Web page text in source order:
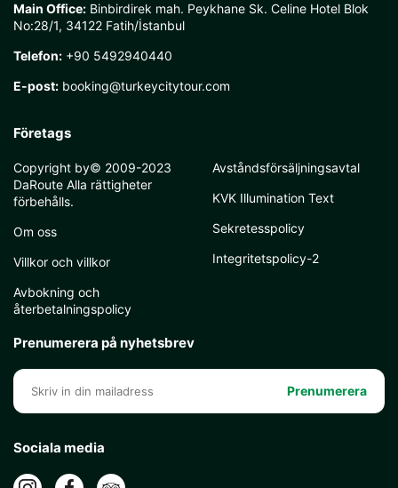
Main Office: Binbirdirek mah. Peykhane Sk. Celine Hotel Blok
No:28/1, 34122 Fatih/İstanbul
Telefon: +90 5492940440
E-post: booking@turkeycitytour.com
Företags
Copyright by© 2009-2023
DaRoute Alla rättigheter
förbehålls.
Om oss
Villkor och villkor
Avbokning och
återbetalningspolicy
Avståndsförsäljningsavtal
KVK Illumination Text
Sekretesspolicy
Integritetspolicy-2
Prenumerera på nyhetsbrev
Prenumerera
Sociala media